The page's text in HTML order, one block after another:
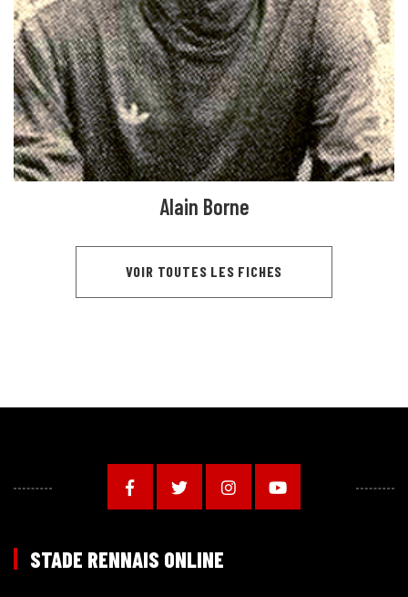
Alain Borne
VOIR TOUTES LES FICHES
STADE RENNAIS ONLINE